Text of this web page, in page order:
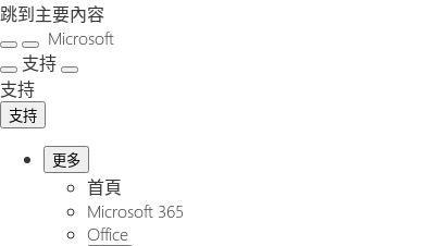
跳到主要內容
Microsoft
支持
支持
支持
更多
首頁
Microsoft 365
Office